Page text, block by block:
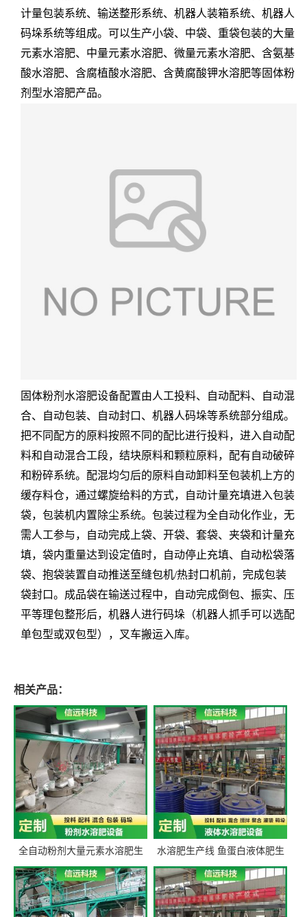
计量包装系统、输送整形系统、机器人装箱系统、机器人
码垛系统等组成。可以生产小袋、中袋、重袋包装的大量
元素水溶肥、中量元素水溶肥、微量元素水溶肥、含氨基
酸水溶肥、含腐植酸水溶肥、含黄腐酸钾水溶肥等固体粉
剂型水溶肥产品。
固体粉剂水溶肥设备配置由人工投料、自动配料、自动混
合、自动包装、自动封口、机器人码垛等系统部分组成。
把不同配方的原料按照不同的配比进行投料，进入自动配
料和自动混合工段，结块原料和颗粒原料，配有自动破碎
和粉碎系统。配混均匀后的原料自动卸料至包装机上方的
缓存料仓，通过螺旋给料的方式，自动计量充填进入包装
袋，包装机内置除尘系统。包装过程为全自动化作业，无
需人工参与，自动完成上袋、开袋、套袋、夹袋和计量充
填，袋内重量达到设定值时，自动停止充填、自动松袋落
袋、抱袋装置自动推送至缝包机/热封口机前，完成包装
袋封口。成品袋在输送过程中，自动完成倒包、振实、压
平等理包整形后，机器人进行码垛（机器人抓手可以选配
单包型或双包型），叉车搬运入库。
相关产品：
全自动粉剂大量元素水溶肥生
产设备 信远科技肥料生产设备
源头厂家
水溶肥生产线 鱼蛋白液体肥生
产设备 氨基酸液态肥全套设备